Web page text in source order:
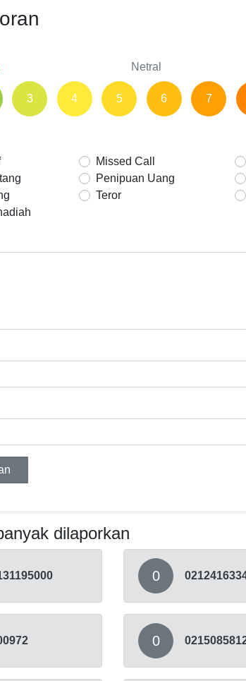
Netral
3 4 5 6 7
Missed Call
Penipuan Uang
Teror
dilaporkan
0
0